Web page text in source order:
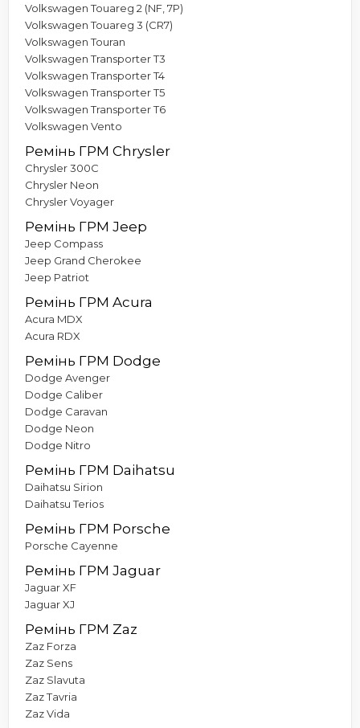
Volkswagen Touareg 2 (NF, 7P)
Volkswagen Touareg 3 (CR7)
Volkswagen Touran
Volkswagen Transporter T3
Volkswagen Transporter T4
Volkswagen Transporter T5
Volkswagen Transporter T6
Volkswagen Vento
Ремінь ГРМ Chrysler
Chrysler 300C
Chrysler Neon
Chrysler Voyager
Ремінь ГРМ Jeep
Jeep Compass
Jeep Grand Cherokee
Jeep Patriot
Ремінь ГРМ Acura
Acura MDX
Acura RDX
Ремінь ГРМ Dodge
Dodge Avenger
Dodge Caliber
Dodge Caravan
Dodge Neon
Dodge Nitro
Ремінь ГРМ Daihatsu
Daihatsu Sirion
Daihatsu Terios
Ремінь ГРМ Porsche
Porsche Cayenne
Ремінь ГРМ Jaguar
Jaguar XF
Jaguar XJ
Ремінь ГРМ Zaz
Zaz Forza
Zaz Sens
Zaz Slavuta
Zaz Tavria
Zaz Vida